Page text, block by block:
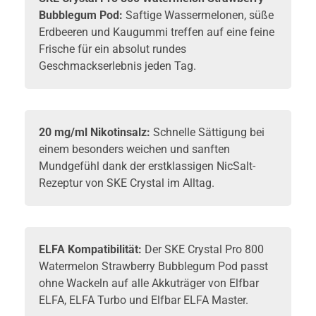
Bubblegum Pod: Saftige Wassermelonen, süße
Erdbeeren und Kaugummi treffen auf eine feine
Frische für ein absolut rundes
Geschmackserlebnis jeden Tag.
20 mg/ml Nikotinsalz: Schnelle Sättigung bei
einem besonders weichen und sanften
Mundgefühl dank der erstklassigen NicSalt-
Rezeptur von SKE Crystal im Alltag.
ELFA Kompatibilität: Der SKE Crystal Pro 800
Watermelon Strawberry Bubblegum Pod passt
ohne Wackeln auf alle Akkuträger von Elfbar
ELFA, ELFA Turbo und Elfbar ELFA Master.